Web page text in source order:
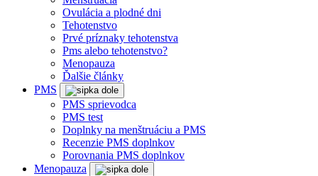
Ovulácia a plodné dni
Tehotenstvo
Prvé príznaky tehotenstva
Pms alebo tehotenstvo?
Menopauza
Ďalšie články
PMS
PMS sprievodca
PMS test
Doplnky na menštruáciu a PMS
Recenzie PMS doplnkov
Porovnania PMS doplnkov
Menopauza